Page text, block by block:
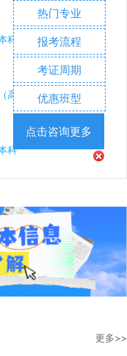
科
高职）
科
更多>>
热门专业
报考流程
考证周期
优惠班型
点击咨询更多